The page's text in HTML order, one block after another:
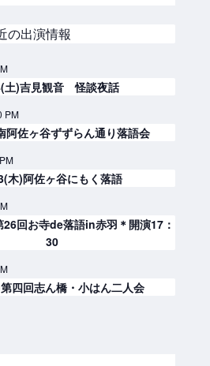
の出演情報
土)吉見観音 怪談夜話
PM
阿佐ヶ谷ずずらん通り落語会
木)阿佐ヶ谷にもく落語
回お寺de落語in赤羽＊開演17：
30
四回志ん橋・小はん二人会